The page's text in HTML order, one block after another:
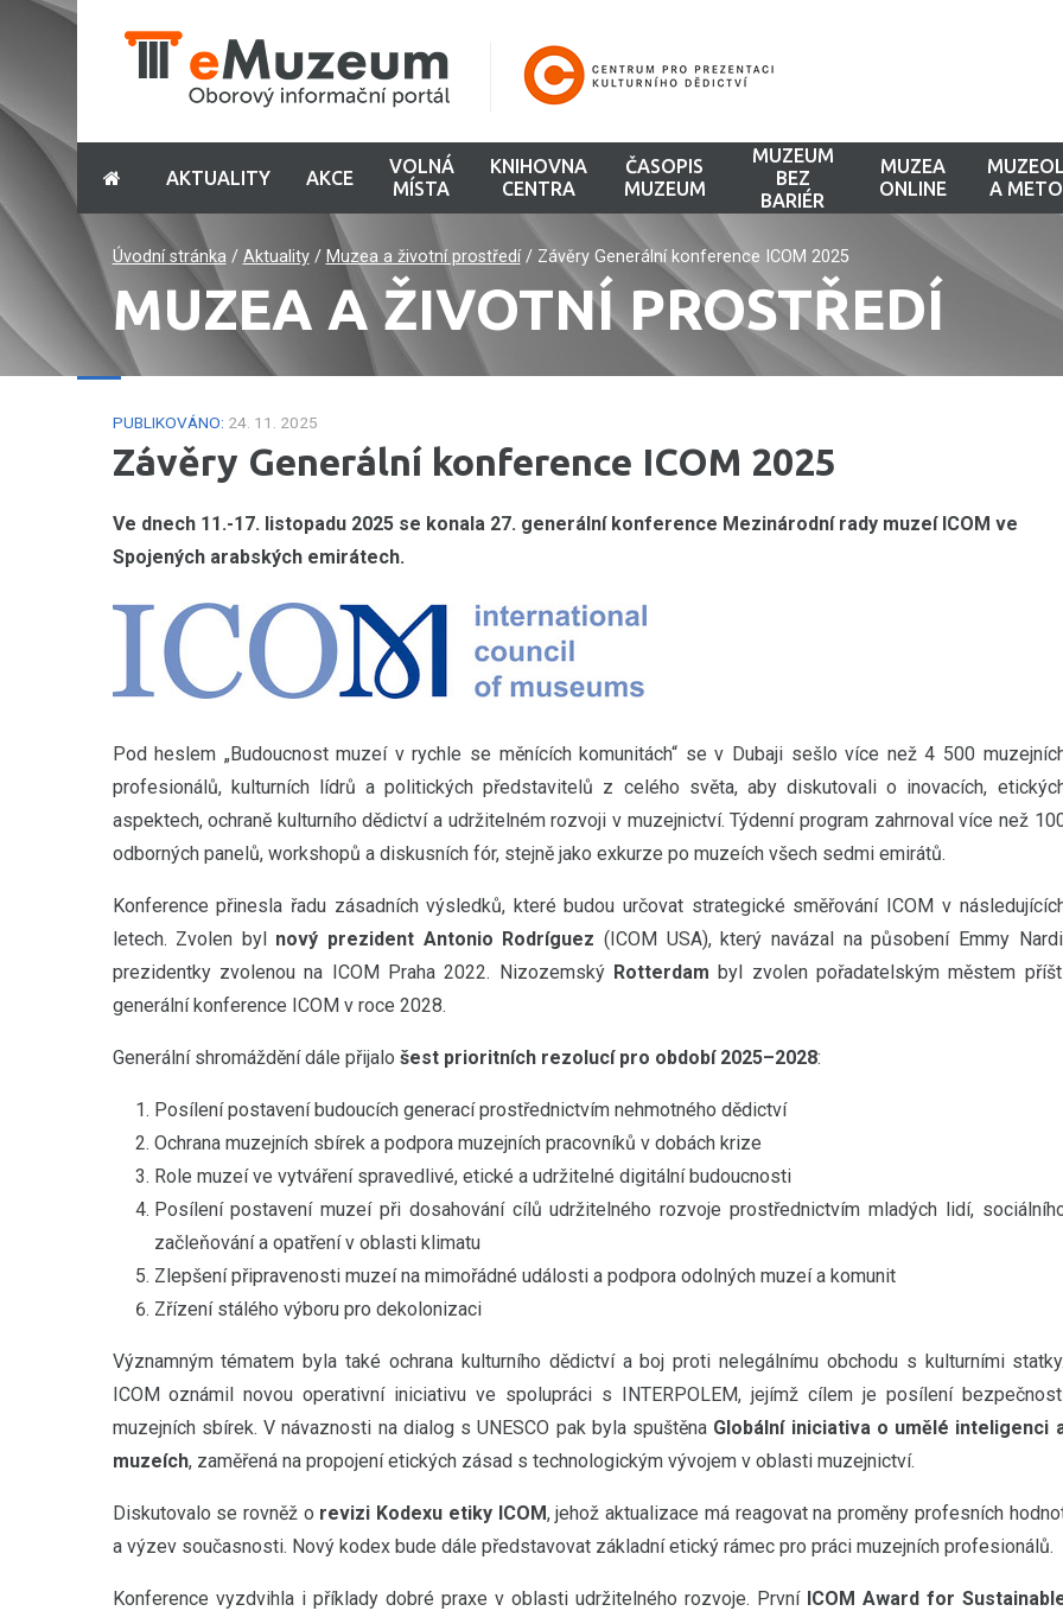
AKTUALITY AKCE
VOLNÁ
MÍSTA
KNIHOVNA
CENTRA
ČASOPIS
MUZEUM
MUZEUM
BEZ
BARIÉR
MUZEA
ONLINE
A
Úvodní stránka/ Aktuality/ Muzea a životní prostředí/ Závěry Generální konference ICOM 2025
MUZEA A ŽIVOTNÍ PROSTŘEDÍ
PUBLIKOVÁNO: 24. 11. 2025
Závěry Generální konference ICOM 2025
Ve dnech 11.-17. listopadu 2025 se konala 27. generální konference Mezinárodní rady muzeí ICOM ve
Spojených arabských emirátech.
Pod heslem „Budoucnost muzeí v rychle se měnících komunitách“ se v Dubaji sešlo více než 4 500
profesionálů, kulturních lídrů a politických představitelů z celého světa, aby diskutovali o inovacích,
aspektech, ochraně kulturního dědictví a udržitelném rozvoji v muzejnictví. Týdenní program zahrnoval více než
odborných panelů, workshopů a diskusních fór, stejně jako exkurze po muzeích všech sedmi emirátů.
Konference přinesla řadu zásadních výsledků, které budou určovat strategické směřování ICOM v
letech. Zvolen byl nový prezident Antonio Rodríguez (ICOM USA), který navázal na působení Emmy
prezidentky zvolenou na ICOM Praha 2022. Nizozemský Rotterdam byl zvolen pořadatelským městem
generální konference ICOM v roce 2028.
Generální shromáždění dále přijalo šest prioritních rezolucí pro období 2025–2028:
Posílení postavení budoucích generací prostřednictvím nehmotného dědictví
Ochrana muzejních sbírek a podpora muzejních pracovníků v dobách krize
Role muzeí ve vytváření spravedlivé, etické a udržitelné digitální budoucnosti
Posílení postavení muzeí při dosahování cílů udržitelného rozvoje prostřednictvím mladých lidí,
začleňování a opatření v oblasti klimatu
Zlepšení připravenosti muzeí na mimořádné události a podpora odolných muzeí a komunit
Zřízení stálého výboru pro dekolonizaci
Významným tématem byla také ochrana kulturního dědictví a boj proti nelegálnímu obchodu s kulturními statky.
ICOM oznámil novou operativní iniciativu ve spolupráci s INTERPOLEM, jejímž cílem je posílení
muzejních sbírek. V návaznosti na dialog s UNESCO pak byla spuštěna Globální iniciativa o umělé inteligenci
muzeích, zaměřená na propojení etických zásad s technologickým vývojem v oblasti muzejnictví.
Diskutovalo se rovněž o revizi Kodexu etiky ICOM, jehož aktualizace má reagovat na proměny profesních
a výzev současnosti. Nový kodex bude dále představovat základní etický rámec pro práci muzejních profesionálů.
Konference vyzdvihla i příklady dobré praxe v oblasti udržitelného rozvoje. První ICOM Award for